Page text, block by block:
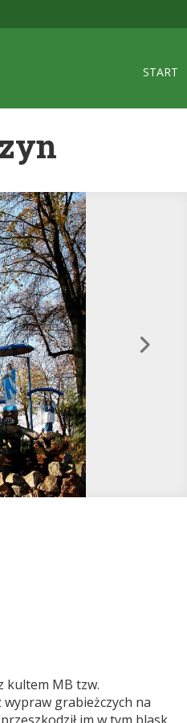
START
kultem MB tzw.
grabieżczych na